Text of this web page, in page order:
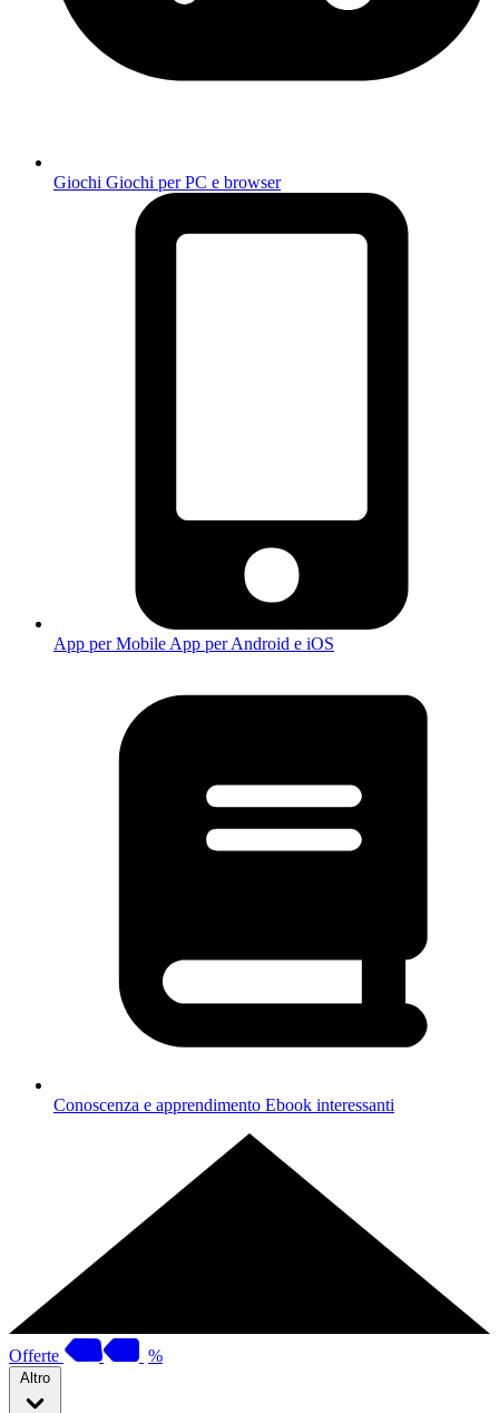
Giochi Giochi per PC e browser
App per Mobile App per Android e iOS
Conoscenza e apprendimento Ebook interessanti
Offerte %
Altro